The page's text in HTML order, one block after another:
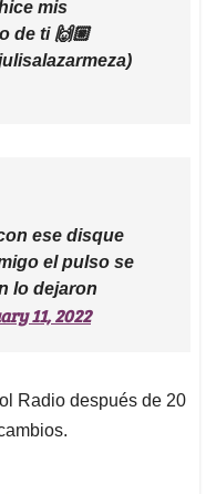
mis
de ti 🙌🏼
ese disque
el pulso se
lo dejaron
11, 2022
Radio después de 20